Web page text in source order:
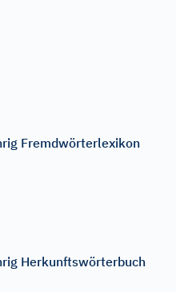
Fremdwörterlexikon
Herkunftswörterbuch